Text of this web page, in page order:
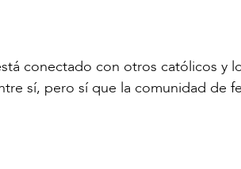
conectado con otros católicos y
sí, pero sí que la comunidad de